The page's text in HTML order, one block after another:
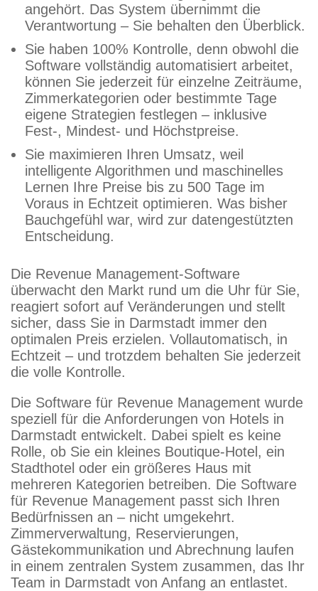
angehört. Das System übernimmt die
Verantwortung – Sie behalten den Überblick.
Sie haben 100% Kontrolle, denn obwohl die
Software vollständig automatisiert arbeitet,
können Sie jederzeit für einzelne Zeiträume,
Zimmerkategorien oder bestimmte Tage
eigene Strategien festlegen – inklusive
Fest-, Mindest- und Höchstpreise.
Sie maximieren Ihren Umsatz, weil
intelligente Algorithmen und maschinelles
Lernen Ihre Preise bis zu 500 Tage im
Voraus in Echtzeit optimieren. Was bisher
Bauchgefühl war, wird zur datengestützten
Entscheidung.
Die Revenue Management-Software
überwacht den Markt rund um die Uhr für Sie,
reagiert sofort auf Veränderungen und stellt
sicher, dass Sie in Darmstadt immer den
optimalen Preis erzielen. Vollautomatisch, in
Echtzeit – und trotzdem behalten Sie jederzeit
die volle Kontrolle.
Die Software für Revenue Management wurde
speziell für die Anforderungen von Hotels in
Darmstadt entwickelt. Dabei spielt es keine
Rolle, ob Sie ein kleines Boutique-Hotel, ein
Stadthotel oder ein größeres Haus mit
mehreren Kategorien betreiben. Die Software
für Revenue Management passt sich Ihren
Bedürfnissen an – nicht umgekehrt.
Zimmerverwaltung, Reservierungen,
Gästekommunikation und Abrechnung laufen
in einem zentralen System zusammen, das Ihr
Team in Darmstadt von Anfang an entlastet.